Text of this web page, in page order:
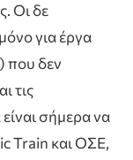
Οι δε
για έργα
που δεν
τις
σήμερα να
Train και ΟΣΕ,